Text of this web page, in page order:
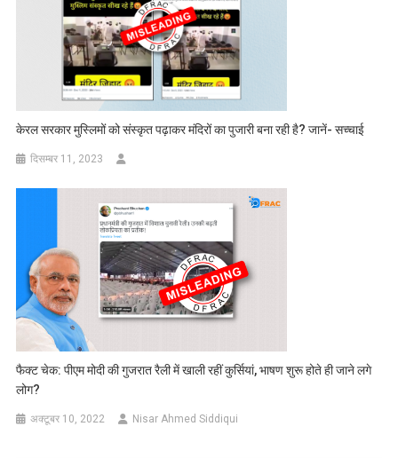
केरल सरकार मुस्लिमों को संस्कृत पढ़ाकर मंदिरों का पुजारी बना रही है? जानें- सच्चाई
दिसम्बर 11, 2023
फैक्ट चेक: पीएम मोदी की गुजरात रैली में खाली रहीं कुर्सियां, भाषण शुरू होते ही जाने लगे
लोग?
अक्टूबर 10, 2022 Nisar Ahmed Siddiqui